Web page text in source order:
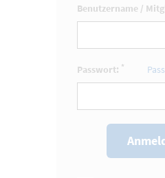
Benutzername /
Passwort: *